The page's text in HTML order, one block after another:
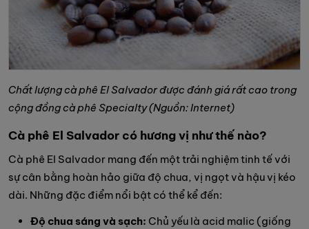
Chất lượng cà phê El Salvador được đánh giá rất cao trong
cộng đồng cà phê Specialty (Nguồn: Internet)
Cà phê El Salvador có hương vị như thế nào?
Cà phê El Salvador mang đến một trải nghiệm tinh tế với
sự cân bằng hoàn hảo giữa độ chua, vị ngọt và hậu vị kéo
dài. Những đặc điểm nổi bật có thể kể đến:
Độ chua sáng và sạch: Chủ yếu là acid malic (giống